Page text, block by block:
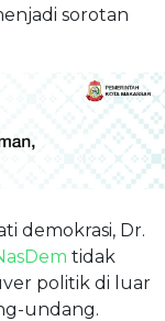
sorotan
demokrasi, Dr.
tidak
politik di luar
undang.